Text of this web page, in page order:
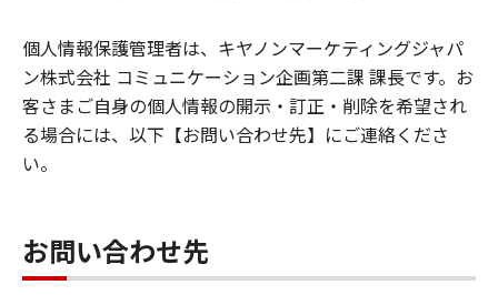
個人情報保護管理者は、キヤノンマーケティングジャパ
ン株式会社 コミュニケーション企画第二課 課⻑です。お
客さまご自身の個人情報の開示・訂正・削除を希望され
る場合には、以下【お問い合わせ先】にご連絡くださ
い。
お問い合わせ先